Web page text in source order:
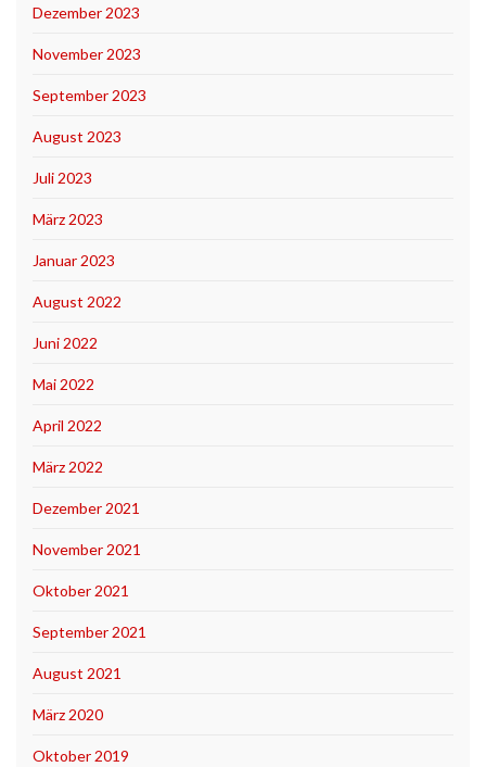
Dezember 2023
November 2023
September 2023
August 2023
Juli 2023
März 2023
Januar 2023
August 2022
Juni 2022
Mai 2022
April 2022
März 2022
Dezember 2021
November 2021
Oktober 2021
September 2021
August 2021
März 2020
Oktober 2019